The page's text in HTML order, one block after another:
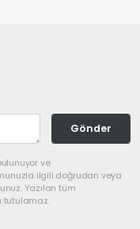
Gönder
ve
ilgili doğrudan veya
Yazılan tüm
tutulamaz.